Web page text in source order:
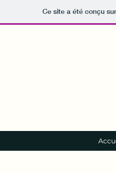
Ce site a été conçu